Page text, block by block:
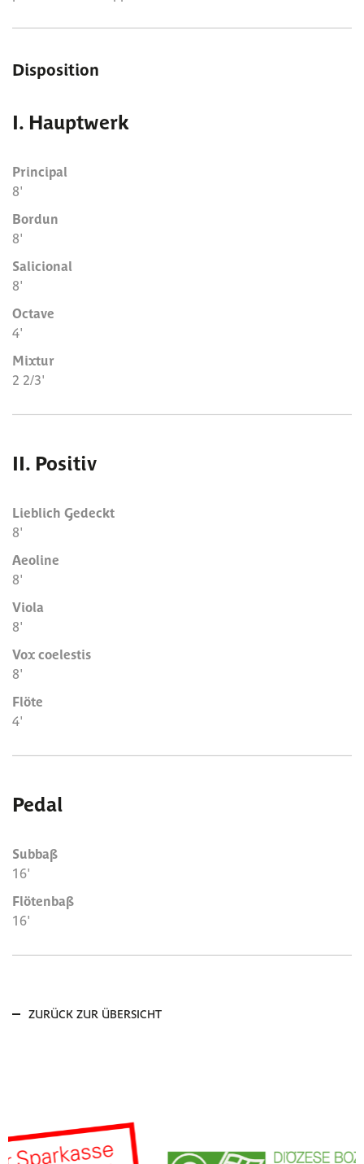
Disposition
I. Hauptwerk
Principal
8'
Bordun
8'
Salicional
8'
Octave
4'
Mixtur
2 2/3'
II. Positiv
Lieblich Gedeckt
8'
Aeoline
8'
Viola
8'
Vox coelestis
8'
Flöte
4'
Pedal
Subbaß
16'
Flötenbaß
16'
ZURÜCK ZUR ÜBERSICHT